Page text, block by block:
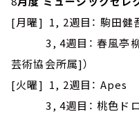
[月曜] 1, 2週目： 駒田健
3, 4週目： 春風亭柳
芸術協会所属]）
[火曜] 1, 2週目： Apes
3, 4週目： 桃色ドロ